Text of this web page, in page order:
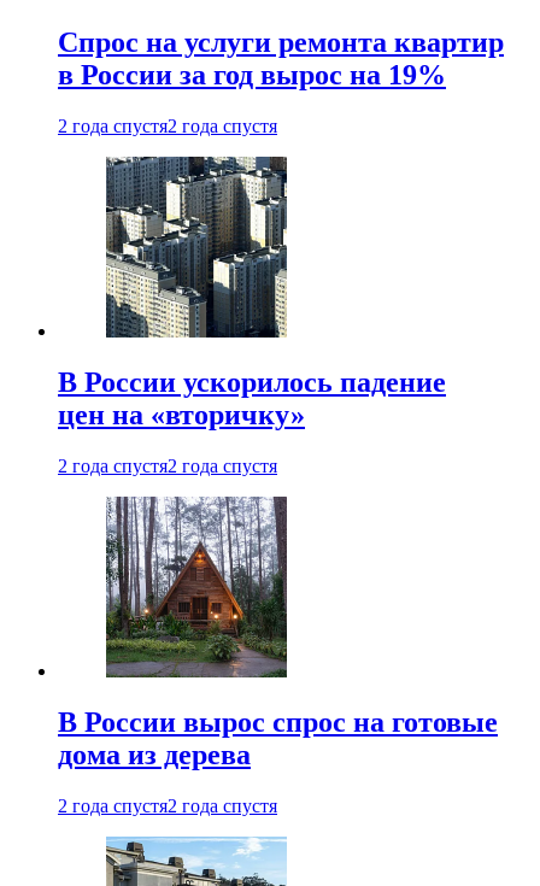
Спрос на услуги ремонта квартир
в России за год вырос на 19%
2 года спустя2 года спустя
В России ускорилось падение
цен на «вторичку»
2 года спустя2 года спустя
В России вырос спрос на готовые
дома из дерева
2 года спустя2 года спустя